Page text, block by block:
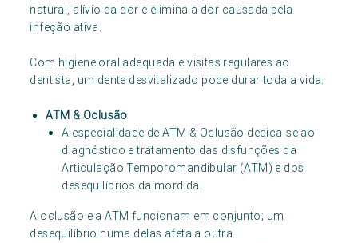
natural, alívio da dor e elimina a dor causada pela
infeção ativa.
Com higiene oral adequada e visitas regulares ao
dentista, um dente desvitalizado pode durar toda a vida.
ATM & Oclusão
A especialidade de ATM & Oclusão dedica-se ao
diagnóstico e tratamento das disfunções da
Articulação Temporomandibular (ATM) e dos
desequilíbrios da mordida.
A oclusão e a ATM funcionam em conjunto; um
desequilíbrio numa delas afeta a outra.